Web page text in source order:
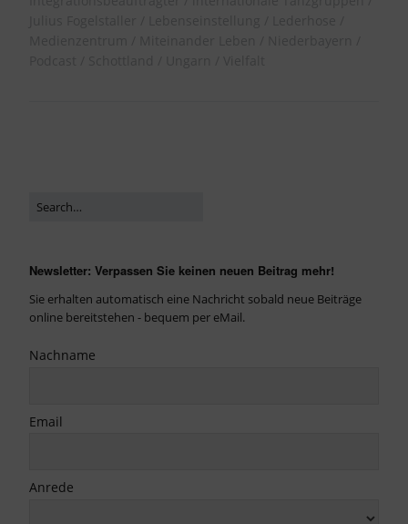
Newsletter: Verpassen Sie keinen neuen Beitrag mehr!
Sie erhalten automatisch eine Nachricht sobald neue Beiträge
online bereitstehen - bequem per eMail.
Nachname
Email
Anrede